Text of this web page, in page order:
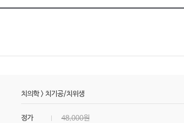
치의학> 치기공/치위생
정가 48,000원